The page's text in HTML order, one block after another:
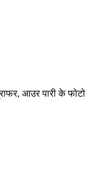
आउर पारी के फोटो